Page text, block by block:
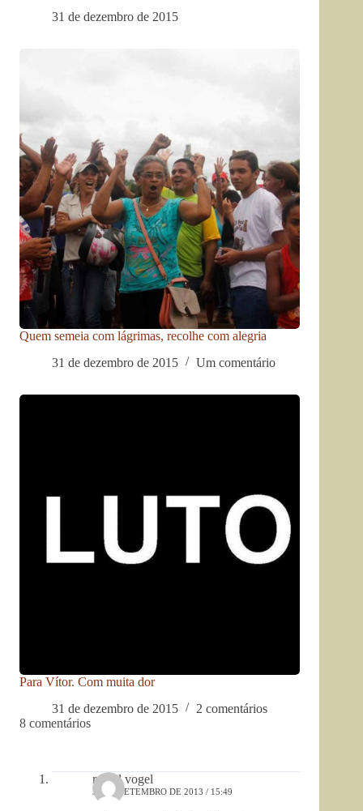
31 de dezembro de 2015
Quem semeia com lágrimas, recolhe com alegria
31 de dezembro de 2015
Um comentário
Para Vítor. Com muita dor
31 de dezembro de 2015
2 comentários
8 comentários
romel vogel
30 DE SETEMBRO DE 2013 / 15:49